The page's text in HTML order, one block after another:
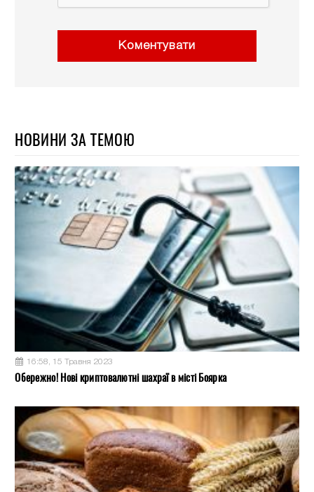
Коментувати
НОВИНИ ЗА ТЕМОЮ
16:58, 15 Травня 2023
Обережно! Нові криптовалютні шахраї в місті Боярка